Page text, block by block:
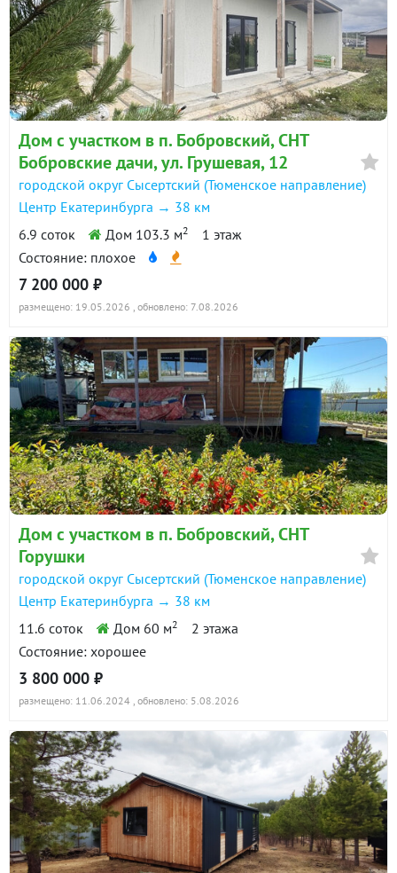
Дом с участком в п. Бобровский, СНТ
Бобровские дачи, ул. Грушевая, 12
городской округ Сысертский (Тюменское направление)
Центр Екатеринбурга → 38 км
6.9 соток
Дом 103.3 м2
1 этаж
Состояние: плохое
7 200 000 ₽
размещено: 19.05.2026 , обновлено: 7.08.2026
Дом с участком в п. Бобровский, СНТ
Горушки
городской округ Сысертский (Тюменское направление)
Центр Екатеринбурга → 38 км
11.6 соток
Дом 60 м2
2 этажа
Состояние: хорошее
3 800 000 ₽
размещено: 11.06.2024 , обновлено: 5.08.2026